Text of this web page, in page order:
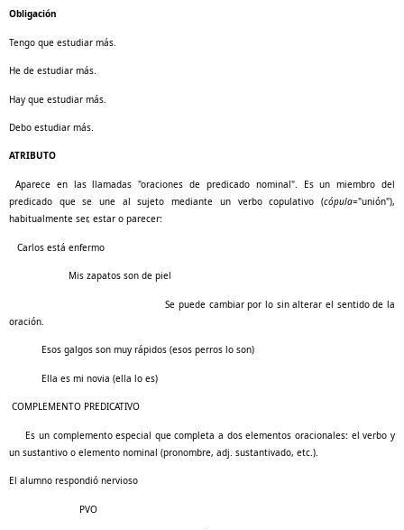
Obligación
Tengo que estudiar más.
He de estudiar más.
Hay que estudiar más.
Debo estudiar más.
ATRIBUTO
Aparece en las llamadas "oraciones de predicado nominal". Es un miembro del
predicado que se une al sujeto mediante un verbo copulativo (cópula="unión"),
habitualmente ser, estar o parecer:
Carlos está enfermo
Mis zapatos son de piel
Se puede cambiar por lo sin alterar el sentido de la
oración.
Esos galgos son muy rápidos (esos perros lo son)
Ella es mi novia (ella lo es)
COMPLEMENTO PREDICATIVO
Es un complemento especial que completa a dos elementos oracionales: el verbo y
un sustantivo o elemento nominal (pronombre, adj. sustantivado, etc.).
El alumno respondió nervioso
PVO